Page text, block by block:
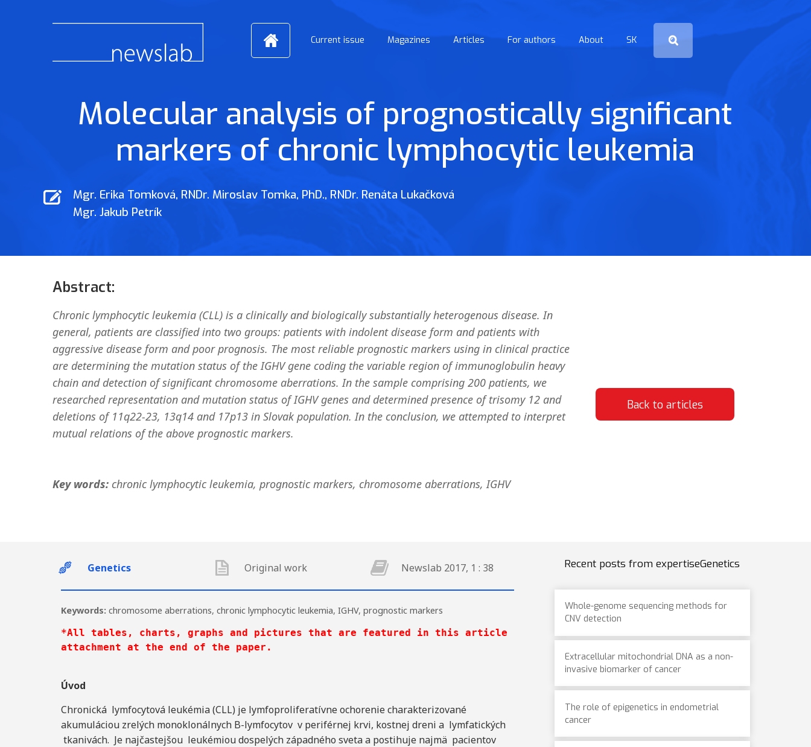
Current issue Magazines Articles For authors About SK
Molecular analysis of prognostically significant
markers of chronic lymphocytic leukemia
Mgr. Erika Tomková, RNDr. Miroslav Tomka, PhD., RNDr. Renáta Lukačková
Mgr. Jakub Petrík
Abstract:
Chronic lymphocytic leukemia (CLL) is a clinically and biologically substantially heterogenous disease. In
general, patients are classified into two groups: patients with indolent disease form and patients with
aggressive disease form and poor prognosis. The most reliable prognostic markers using in clinical practice
are determining the mutation status of the IGHV gene coding the variable region of immunoglobulin heavy
chain and detection of significant chromosome aberrations. In the sample comprising 200 patients, we
researched representation and mutation status of IGHV genes and determined presence of trisomy 12 and
deletions of 11q22-23, 13q14 and 17p13 in Slovak population. In the conclusion, we attempted to interpret
mutual relations of the above prognostic markers.
Key words: chronic lymphocytic leukemia, prognostic markers, chromosome aberrations, IGHV
Back to articles
Genetics Original work Newslab 2017, 1 : 38
Keywords:chromosome aberrations,chronic lymphocytic leukemia,IGHV,prognostic markers
*All tables, charts, graphs and pictures that are featured in this article can be found in the .pdf
attachment at the end of the paper.
Úvod
Chronická lymfocytová leukémia (CLL) je lymfoproliferatívne ochorenie charakterizované
akumuláciou zrelých monoklonálnych B-lymfocytov v periférnej krvi, kostnej dreni a lymfatických
tkanivách. Je najčastejšou leukémiou dospelých západného sveta a postihuje najmä pacientov
Recent posts from expertiseGenetics
Whole-genome sequencing methods for
CNV detection
Extracellular mitochondrial DNA as a non-
invasive biomarker of cancer
The role of epigenetics in endometrial
cancer